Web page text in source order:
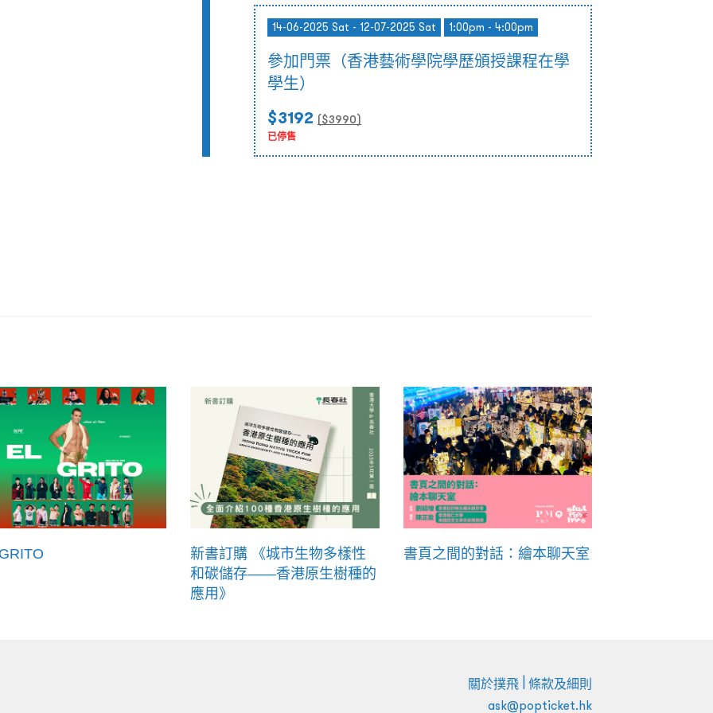
14-06-2025 Sat - 12-07-2025 Sat 1:00pm - 4:00pm
參加門票（香港藝術學院學歷頒授課程在學
學生）
$3192 ($3990)
已停售
新書訂購 《城市生物多樣性
和碳儲存——香港原生樹種的
應用》
書頁之間的對話：繪本聊天室
關於撲飛 條款及細則
ask@popticket.hk